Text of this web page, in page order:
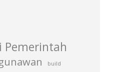
Pemerintah
build